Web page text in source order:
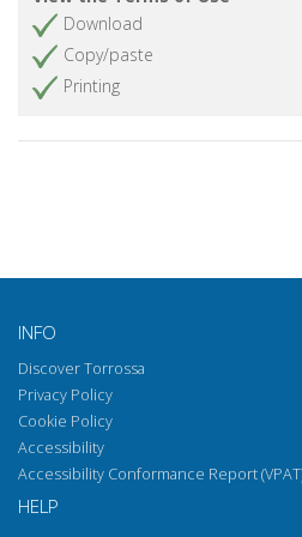
Una battaglia, un principe, l'alba
Stato : fra storia e historical
La collezione Piccolomini
topografia archeologica
Attività culturale e pubblicazioni
dell'Accademia Senese degli
anno 2021
Necrologi
Download
Copy/paste
Printing
INFO
Discover Torrossa
Privacy Policy
Cookie Policy
Accessibility
Accessibility Conformance Report
HELP